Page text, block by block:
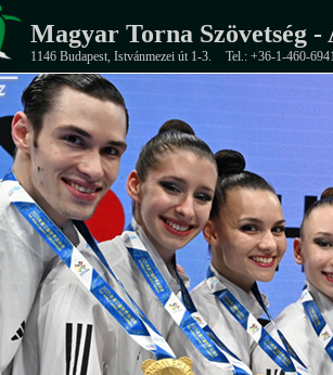
Magyar Torna Szövetség -
1146 Budapest, Istvánmezei út 1-3. Tel.: +36-1-460-